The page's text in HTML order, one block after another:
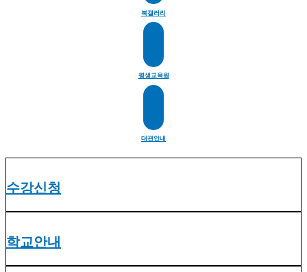
북갤러리
평생교육원
대관안내
수강신청
학교안내